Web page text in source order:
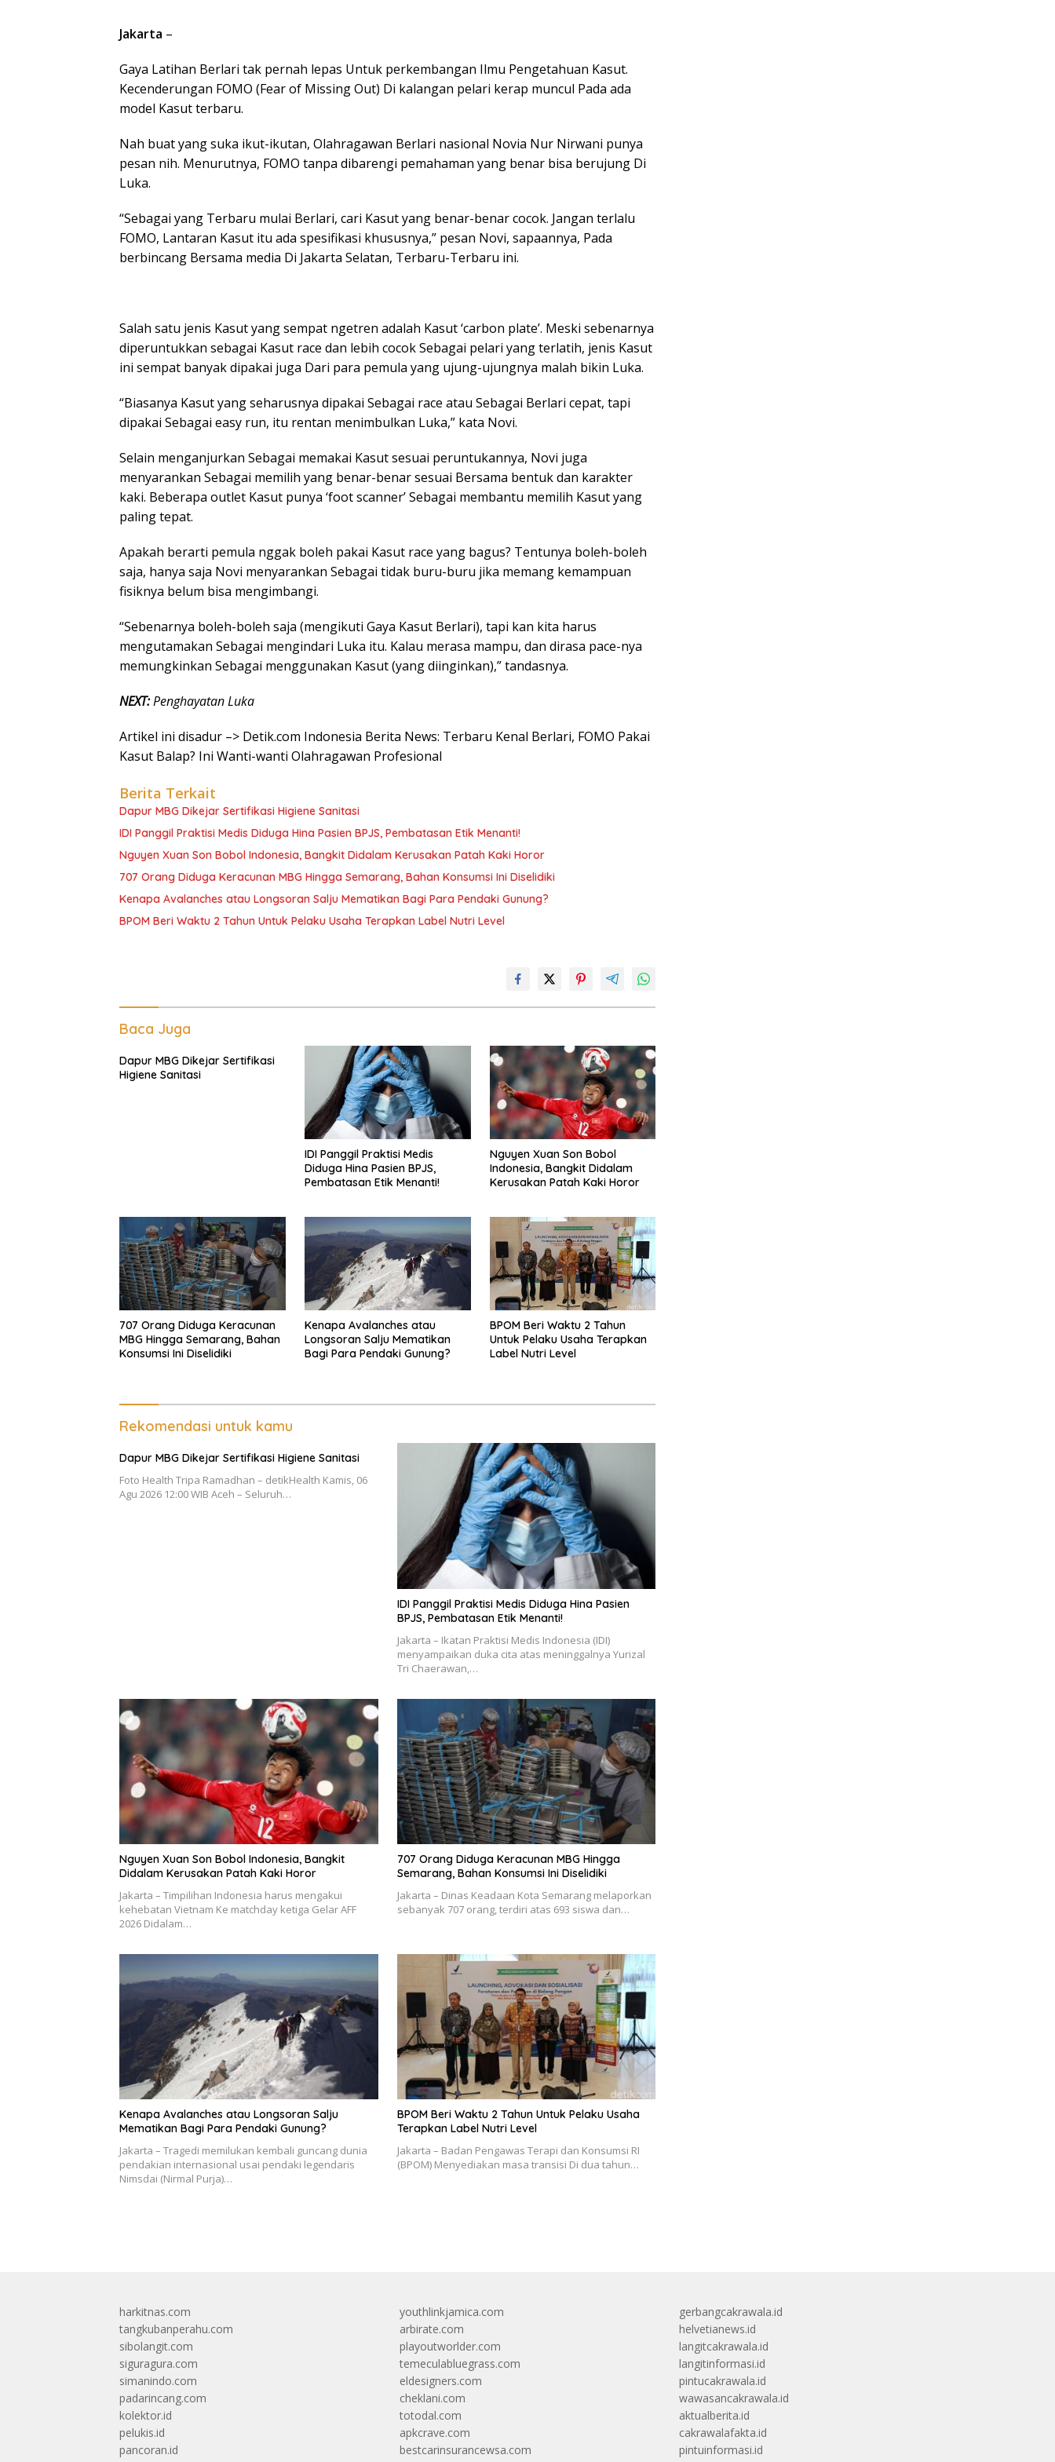
Jakarta –
Gaya Latihan Berlari tak pernah lepas Untuk perkembangan Ilmu Pengetahuan Kasut.
Kecenderungan FOMO (Fear of Missing Out) Di kalangan pelari kerap muncul Pada ada
model Kasut terbaru.
Nah buat yang suka ikut-ikutan, Olahragawan Berlari nasional Novia Nur Nirwani punya
pesan nih. Menurutnya, FOMO tanpa dibarengi pemahaman yang benar bisa berujung Di
Luka.
“Sebagai yang Terbaru mulai Berlari, cari Kasut yang benar-benar cocok. Jangan terlalu
FOMO, Lantaran Kasut itu ada spesifikasi khususnya,” pesan Novi, sapaannya, Pada
berbincang Bersama media Di Jakarta Selatan, Terbaru-Terbaru ini.
Salah satu jenis Kasut yang sempat ngetren adalah Kasut ‘carbon plate’. Meski sebenarnya
diperuntukkan sebagai Kasut race dan lebih cocok Sebagai pelari yang terlatih, jenis Kasut
ini sempat banyak dipakai juga Dari para pemula yang ujung-ujungnya malah bikin Luka.
“Biasanya Kasut yang seharusnya dipakai Sebagai race atau Sebagai Berlari cepat, tapi
dipakai Sebagai easy run, itu rentan menimbulkan Luka,” kata Novi.
Selain menganjurkan Sebagai memakai Kasut sesuai peruntukannya, Novi juga
menyarankan Sebagai memilih yang benar-benar sesuai Bersama bentuk dan karakter
kaki. Beberapa outlet Kasut punya ‘foot scanner’ Sebagai membantu memilih Kasut yang
paling tepat.
Apakah berarti pemula nggak boleh pakai Kasut race yang bagus? Tentunya boleh-boleh
saja, hanya saja Novi menyarankan Sebagai tidak buru-buru jika memang kemampuan
fisiknya belum bisa mengimbangi.
“Sebenarnya boleh-boleh saja (mengikuti Gaya Kasut Berlari), tapi kan kita harus
mengutamakan Sebagai mengindari Luka itu. Kalau merasa mampu, dan dirasa pace-nya
memungkinkan Sebagai menggunakan Kasut (yang diinginkan),” tandasnya.
NEXT:Penghayatan Luka
Artikel ini disadur –> Detik.com Indonesia Berita News: Terbaru Kenal Berlari, FOMO Pakai
Kasut Balap? Ini Wanti-wanti Olahragawan Profesional
Berita Terkait
Dapur MBG Dikejar Sertifikasi Higiene Sanitasi
IDI Panggil Praktisi Medis Diduga Hina Pasien BPJS, Pembatasan Etik Menanti!
Nguyen Xuan Son Bobol Indonesia, Bangkit Didalam Kerusakan Patah Kaki Horor
707 Orang Diduga Keracunan MBG Hingga Semarang, Bahan Konsumsi Ini Diselidiki
Kenapa Avalanches atau Longsoran Salju Mematikan Bagi Para Pendaki Gunung?
BPOM Beri Waktu 2 Tahun Untuk Pelaku Usaha Terapkan Label Nutri Level
Baca Juga
Dapur MBG Dikejar Sertifikasi
Higiene Sanitasi
IDI Panggil Praktisi Medis
Diduga Hina Pasien BPJS,
Pembatasan Etik Menanti!
Nguyen Xuan Son Bobol
Indonesia, Bangkit Didalam
Kerusakan Patah Kaki Horor
707 Orang Diduga Keracunan
MBG Hingga Semarang, Bahan
Konsumsi Ini Diselidiki
Kenapa Avalanches atau
Longsoran Salju Mematikan
Bagi Para Pendaki Gunung?
BPOM Beri Waktu 2 Tahun
Untuk Pelaku Usaha Terapkan
Label Nutri Level
Rekomendasi untuk kamu
Dapur MBG Dikejar Sertifikasi Higiene Sanitasi
Foto Health Tripa Ramadhan – detikHealth Kamis, 06
Agu 2026 12:00 WIB Aceh – Seluruh…
IDI Panggil Praktisi Medis Diduga Hina Pasien
BPJS, Pembatasan Etik Menanti!
Jakarta – Ikatan Praktisi Medis Indonesia (IDI)
menyampaikan duka cita atas meninggalnya Yurizal
Tri Chaerawan,…
Nguyen Xuan Son Bobol Indonesia, Bangkit
Didalam Kerusakan Patah Kaki Horor
Jakarta – Timpilihan Indonesia harus mengakui
kehebatan Vietnam Ke matchday ketiga Gelar AFF
2026 Didalam…
707 Orang Diduga Keracunan MBG Hingga
Semarang, Bahan Konsumsi Ini Diselidiki
Jakarta – Dinas Keadaan Kota Semarang melaporkan
sebanyak 707 orang, terdiri atas 693 siswa dan…
Kenapa Avalanches atau Longsoran Salju
Mematikan Bagi Para Pendaki Gunung?
Jakarta – Tragedi memilukan kembali guncang dunia
pendakian internasional usai pendaki legendaris
Nimsdai (Nirmal Purja)…
BPOM Beri Waktu 2 Tahun Untuk Pelaku Usaha
Terapkan Label Nutri Level
Jakarta – Badan Pengawas Terapi dan Konsumsi RI
(BPOM) Menyediakan masa transisi Di dua tahun…
harkitnas.com
tangkubanperahu.com
sibolangit.com
siguragura.com
simanindo.com
padarincang.com
kolektor.id
pelukis.id
pancoran.id
youthlinkjamica.com
arbirate.com
playoutworlder.com
temeculabluegrass.com
eldesigners.com
cheklani.com
totodal.com
apkcrave.com
bestcarinsurancewsa.com
gerbangcakrawala.id
helvetianews.id
langitcakrawala.id
langitinformasi.id
pintucakrawala.id
wawasancakrawala.id
aktualberita.id
cakrawalafakta.id
pintuinformasi.id